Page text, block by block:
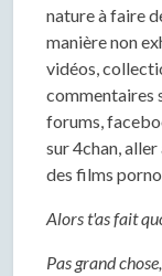
nature à faire
manière non
vidéos,
commentaires
forums,
sur 4chan,
des films
Alors t'as fait
Pas grand